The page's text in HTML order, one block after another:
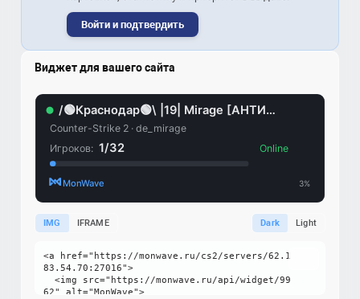
Войти и подтвердить
Виджет для вашего сайта
IMG IFRAME Dark Light